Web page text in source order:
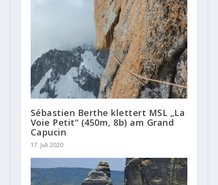
Sébastien Berthe klettert MSL „La
Voie Petit“ (450m, 8b) am Grand
Capucin
17. Juli 2020